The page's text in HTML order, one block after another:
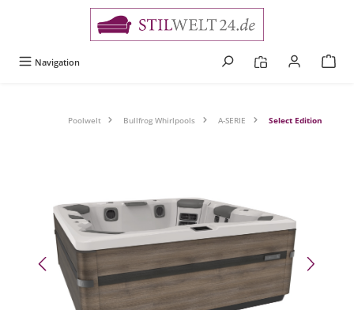
Navigation
Poolwelt Bullfrog Whirlpools A-SERIE Select Edition